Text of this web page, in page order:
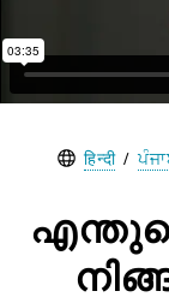
हिन्दी /